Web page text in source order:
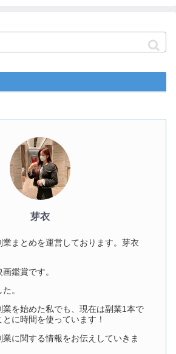
芽衣
業まとめを運営しております。芽衣
鑑賞です。
。
業を始めた私でも、現在は副業1本で
に時間を使っています！
業に関する情報をお伝えしていきま